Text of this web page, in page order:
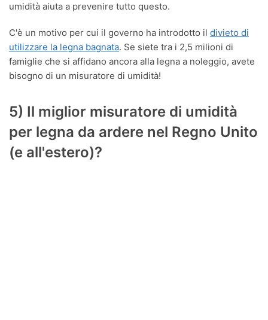
umidità aiuta a prevenire tutto questo.
C'è un motivo per cui il governo ha introdotto il divieto di
utilizzare la legna bagnata. Se siete tra i 2,5 milioni di
famiglie che si affidano ancora alla legna a noleggio, avete
bisogno di un misuratore di umidità!
5) Il miglior misuratore di umidità
per legna da ardere nel Regno Unito
(e all'estero)?